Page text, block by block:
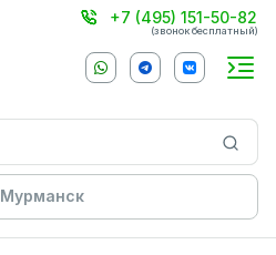
+7 (495) 151-50-82
(звонок бесплатный)
Мурманск